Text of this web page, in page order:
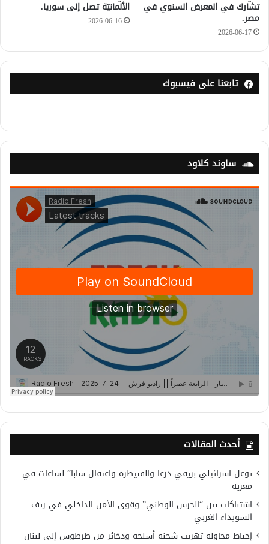
تشارك في المعرض السنوي في
مصر.
2026-06-17
الألمانيّة تصل إلى سوريا.
2026-06-16
تابعنا على فيسبوك
ساوند كلاود
أحدث المقالات
توغل اسرائيلي بريفي درعا والقنيطرة واعتقال شابا” لساعات في
معرية
اشتباكات بين “الحرس الوطني” وقوى الأمن الداخلي في ريف
السويداء الغربي
إحباط محاولة تهريب شحنة أسلحة وذخائر من طرطوس إلى لبنان